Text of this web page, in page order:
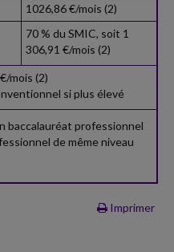
1026,86 €/mois (2)
70 % du SMIC, soit 1
306,91 €/mois (2)
mois (2)
si plus élevé
baccalauréat professionnel
de même niveau
Imprimer